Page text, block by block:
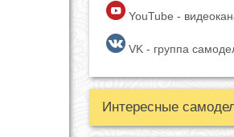
YouTube -
VK - группа
Интересные